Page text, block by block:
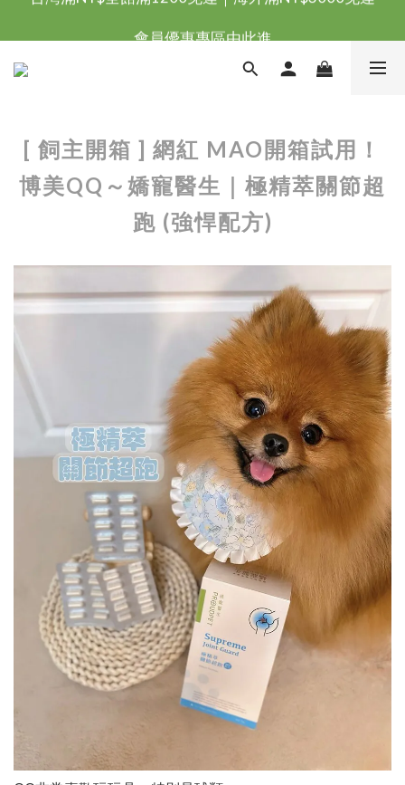
台灣滿NT$全館滿1200免運｜海外滿NT$3000免運
[ 飼主開箱 ] 網紅 MAO開箱試用！
博美QQ～嬌寵醫生｜極精萃關節超
跑 (強悍配方)